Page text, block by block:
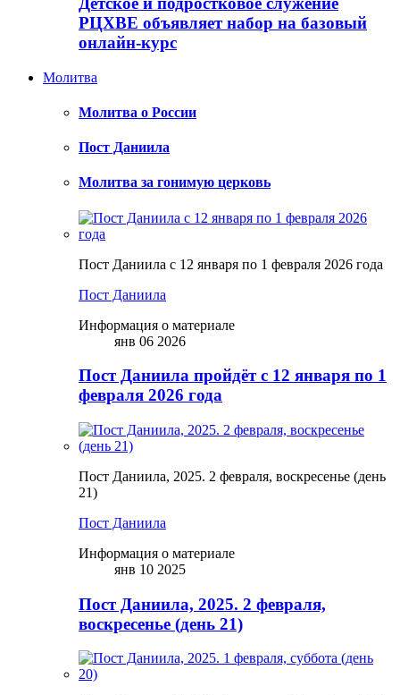
РЦХВЕ объявляет набор на базовый
онлайн-курс
Молитва
Молитва о России
Пост Даниила
Молитва за гонимую церковь
Пост Даниила с 12 января по 1 февраля 2026 года
Пост Даниила
Информация о материале
янв 06 2026
Пост Даниила пройдёт с 12 января по 1
февраля 2026 года
Пост Даниила, 2025. 2 февраля, воскресенье (день
21)
Пост Даниила
Информация о материале
янв 10 2025
Пост Даниила, 2025. 2 февраля,
воскресенье (день 21)